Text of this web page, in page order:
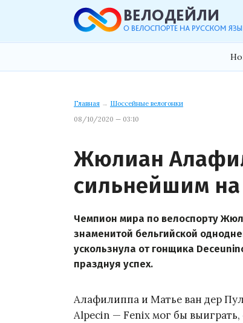
Главная → Шоссейные велогонки
08/10/2020 — 03:10
Жюлиан
сильнейшим
Чемпион мира по велоспорту
знаменитой бельгийской
ускользнула от гонщика
празднуя успех.
Алафилиппа и Матье ван дер
Alpecin — Fenix мог бы